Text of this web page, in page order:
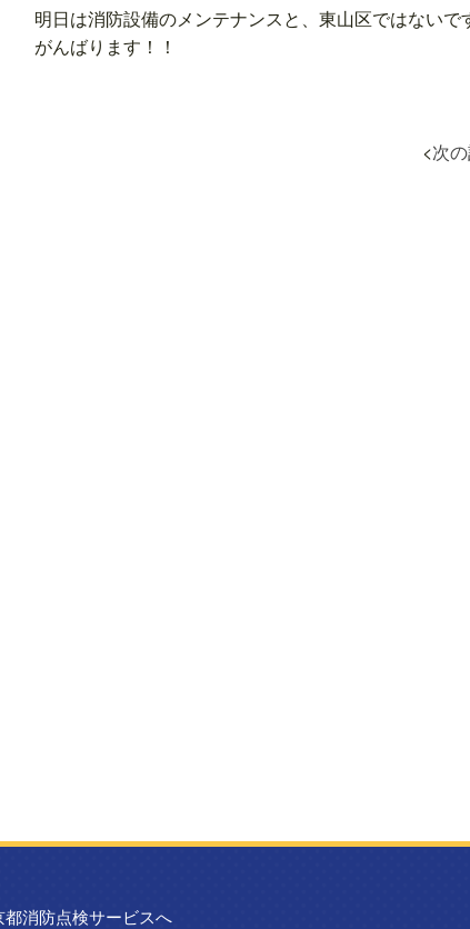
明日は消防設備のメンテナンスと、東山区ではない
がんばります！！
<次
消防点検サービスへ